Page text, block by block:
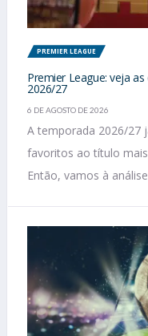
PREMIER LEAGUE
Premier League: veja
2026/27
6 DE AGOSTO DE 2026
A temporada 2026/27
favoritos ao título
Então, vamos à